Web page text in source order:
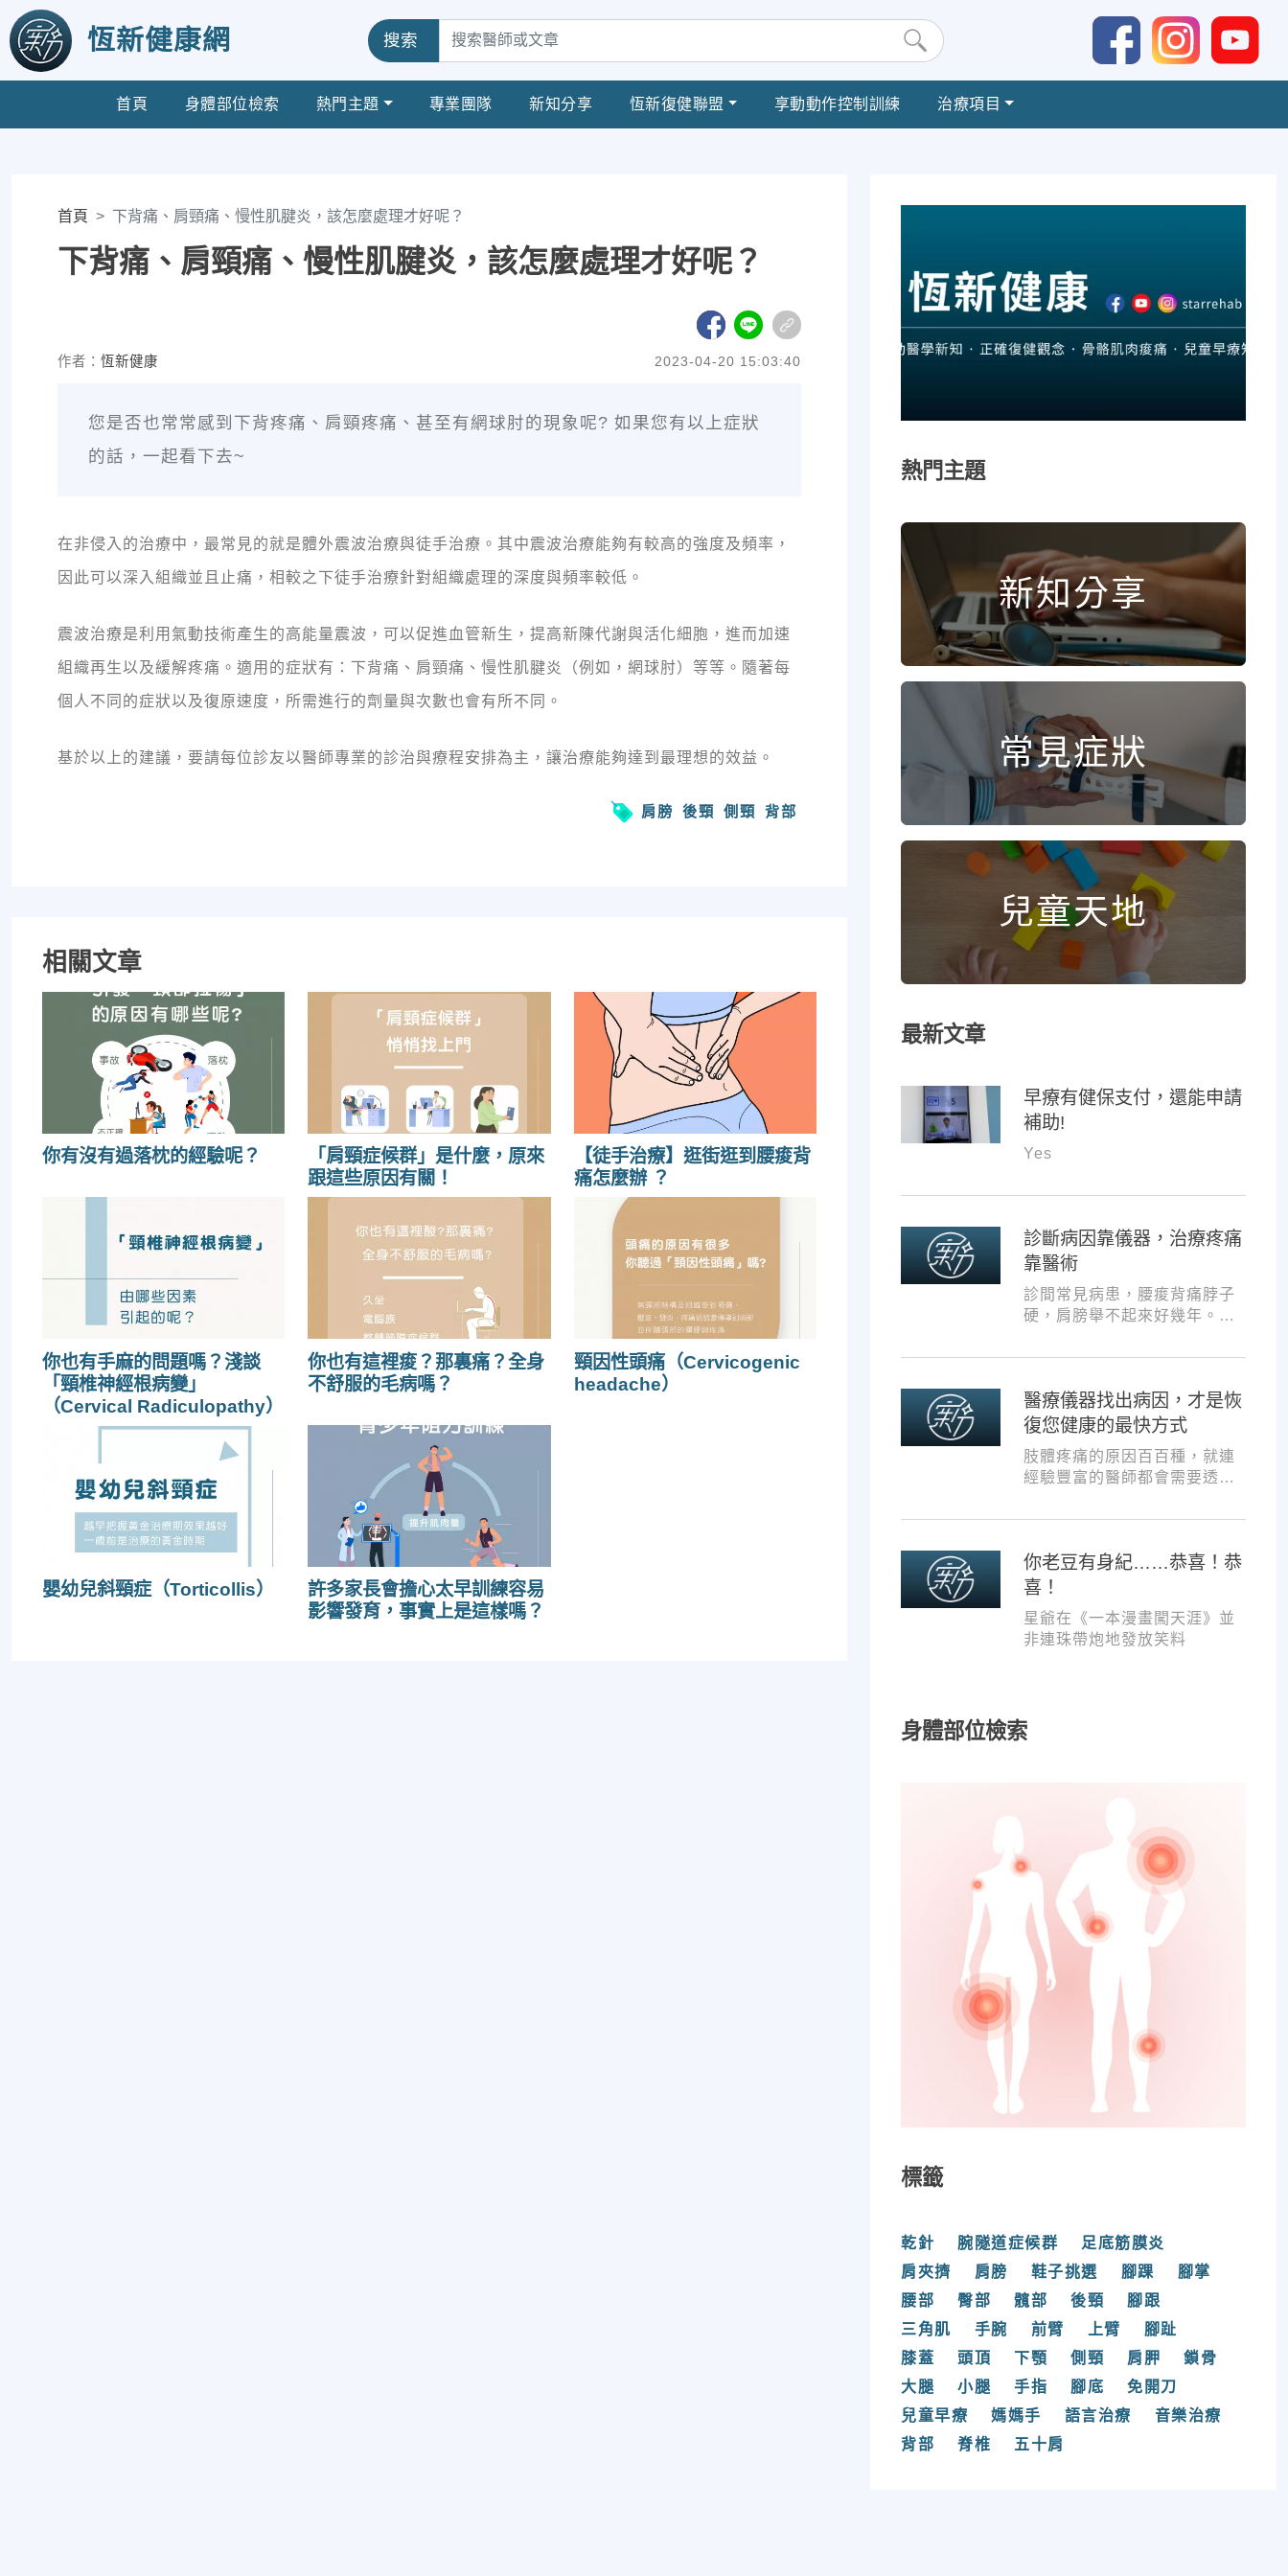
恆新健康網 搜索
首頁 身體部位檢索 熱門主題 專業團隊 新知分享 恆新復健聯盟 享動動作控制訓練 治療項目
首頁 下背痛、肩頸痛、慢性肌腱炎，該怎麼處理才好呢？
下背痛、肩頸痛、慢性肌腱炎，該怎麼處理才好呢？
作者： 恆新健康 2023-04-20 15:03:40
您是否也常常感到下背疼痛、肩頸疼痛、甚至有網球肘的現象呢? 如果您有以上症狀
的話，一起看下去~
在非侵入的治療中，最常見的就是體外震波治療與徒手治療。其中震波治療能夠有較高的強度及頻率，
因此可以深入組織並且止痛，相較之下徒手治療針對組織處理的深度與頻率較低。
震波治療是利用氣動技術產生的高能量震波，可以促進血管新生，提高新陳代謝與活化細胞，進而加速
組織再生以及緩解疼痛。適用的症狀有：下背痛、肩頸痛、慢性肌腱炎（例如，網球肘）等等。隨著每
個人不同的症狀以及復原速度，所需進行的劑量與次數也會有所不同。​
基於以上的建議，要請每位診友以醫師專業的診治與療程安排為主，讓治療能夠達到最理想的效益。
肩膀 後頸 側頸 背部
相關文章
你有沒有過落枕的經驗呢？
「肩頸症候群」是什麼，原來
跟這些原因有關！
【徒手治療】逛街逛到腰痠背
痛怎麼辦 ？
你也有手麻的問題嗎？淺談
「頸椎神經根病變」
（Cervical Radiculopathy）
你也有這裡痠？那裏痛？全身
不舒服的毛病嗎？
頸因性頭痛（Cervicogenic
headache）
嬰幼兒斜頸症（Torticollis）
許多家長會擔心太早訓練容易
影響發育，事實上是這樣嗎？
熱門主題
新知分享
常見症狀
兒童天地
最新文章
早療有健保支付，還能申請
補助!
Yes
診斷病因靠儀器，治療疼痛
靠醫術
診間常見病患，腰痠背痛脖子
硬，肩膀舉不起來好幾年。試
品，但疼痛總是時好時壞。
醫療儀器找出病因，才是恢
復您健康的最快方式
肢體疼痛的原因百百種，就連
經驗豐富的醫師都會需要透過
一對一對症治療。如果沒有第
行多少次推拿、按摩，都難以
讓您徹底擺脫不適。
你老豆有身紀……恭喜！恭
喜！
星爺在《一本漫畫闖天涯》並
非連珠帶炮地發放笑料
身體部位檢索
標籤
乾針 腕隧道症候群
足底筋膜炎
肩夾擠
肩膀 鞋子挑選 腳踝
腳掌
腰部
臀部 髖部 後頸
腳跟
三角肌
手腕 前臂 上臂
腳趾
膝蓋
頭頂 下顎 側頸 肩胛
鎖骨
大腿
小腿 手指 腳底
免開刀
兒童早療
媽媽手 語言治療
音樂治療
背部
脊椎 五十肩